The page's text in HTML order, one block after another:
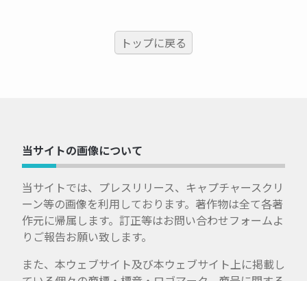
トップに戻る
当サイトの画像について
当サイトでは、プレスリリース、キャプチャースクリ
ーン等の画像を利用しております。著作物は全て各著
作元に帰属します。訂正等はお問い合わせフォームよ
りご報告お願い致します。
また、本ウェブサイト及び本ウェブサイト上に掲載し